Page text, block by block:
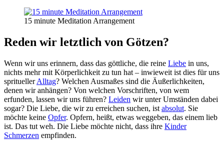
15 minute Meditation Arrangement
Reden wir letztlich von Götzen?
Wenn wir uns erinnern, dass das göttliche, die reine Liebe in uns,
nichts mehr mit Körperlichkeit zu tun hat – inwieweit ist dies für uns
sprituellerAlltag? Welchen Ausmaßes sind die Äußerlichkeiten,
denen wir anhängen? Von welchen Vorschriften, von wem
erfunden, lassen wir uns führen? Leiden wir unter Umständen dabei
sogar? Die Liebe, die wir zu erreichen suchen, ist absolut. Sie
möchte keine Opfer. Opfern, heißt, etwas weggeben, das einem lieb
ist. Das tut weh. Die Liebe möchte nicht, dass ihre Kinder
Schmerzen empfinden.